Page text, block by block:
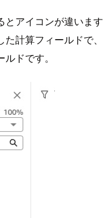
とアイコンが違います
計算フィールドで、
ドです。